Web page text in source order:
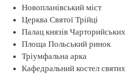
Новопланівський міст
Церква Святої Трійці
Палац князів Чарторийських
Площа Польський ринок
Тріумфальна арка
Кафедральний костел